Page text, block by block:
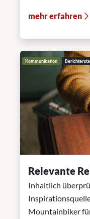
mehr erfahren
Kommunikation
Relevante
Inhaltlich
Mountainbiker